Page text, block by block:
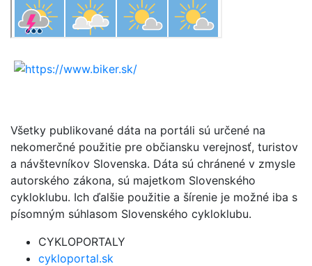
Všetky publikované dáta na portáli sú určené na
nekomerčné použitie pre občiansku verejnosť, turistov
a návštevníkov Slovenska. Dáta sú chránené v zmysle
autorského zákona, sú majetkom Slovenského
cykloklubu. Ich ďalšie použitie a šírenie je možné iba s
písomným súhlasom Slovenského cykloklubu.
CYKLOPORTALY
cykloportal.sk